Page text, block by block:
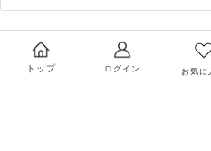
トップ ログイン お気に